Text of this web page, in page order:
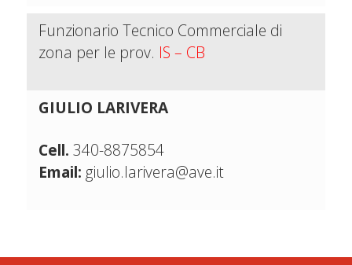
Funzionario Tecnico Commerciale di
zona per le prov. IS – CB
GIULIO LARIVERA
Cell. 340-8875854
Email: giulio.larivera@ave.it